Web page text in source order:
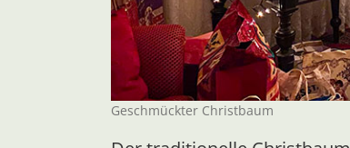
Geschmückter Christbaum